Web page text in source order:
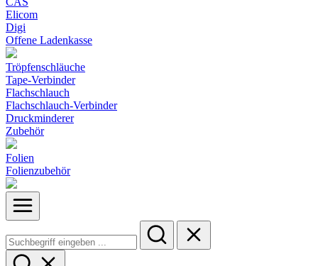
Elicom
Digi
Offene Ladenkasse
Tröpfenschläuche
Tape-Verbinder
Flachschlauch
Flachschlauch-Verbinder
Druckminderer
Zubehör
Folien
Folienzubehör